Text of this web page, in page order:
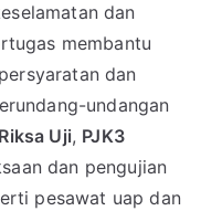
dan
membantu
dan
undangan
Riksa Uji, PJK3
dan pengujian
pesawat uap dan